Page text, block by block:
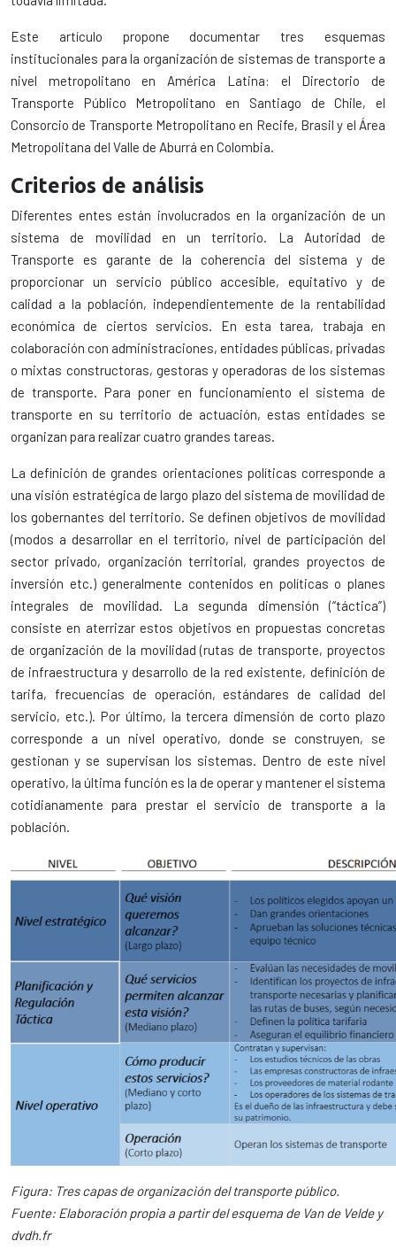
Este artículo propone documentar tres esquemas
institucionales para la organización de sistemas de transporte a
nivel metropolitano en América Latina: el Directorio de
Transporte Público Metropolitano en Santiago de Chile, el
Consorcio de Transporte Metropolitano en Recife, Brasil y el Área
Metropolitana del Valle de Aburrá en Colombia.
Criterios de análisis
Diferentes entes están involucrados en la organización de un
sistema de movilidad en un territorio. La Autoridad de
Transporte es garante de la coherencia del sistema y de
proporcionar un servicio público accesible, equitativo y de
calidad a la población, independientemente de la rentabilidad
económica de ciertos servicios. En esta tarea, trabaja en
colaboración con administraciones, entidades públicas, privadas
o mixtas constructoras, gestoras y operadoras de los sistemas
de transporte. Para poner en funcionamiento el sistema de
transporte en su territorio de actuación, estas entidades se
organizan para realizar cuatro grandes tareas.
La definición de grandes orientaciones políticas corresponde a
una visión estratégica de largo plazo del sistema de movilidad de
los gobernantes del territorio. Se definen objetivos de movilidad
(modos a desarrollar en el territorio, nivel de participación del
sector privado, organización territorial, grandes proyectos de
inversión etc.) generalmente contenidos en políticas o planes
integrales de movilidad. La segunda dimensión (“táctica”)
consiste en aterrizar estos objetivos en propuestas concretas
de organización de la movilidad (rutas de transporte, proyectos
de infraestructura y desarrollo de la red existente, definición de
tarifa, frecuencias de operación, estándares de calidad del
servicio, etc.). Por último, la tercera dimensión de corto plazo
corresponde a un nivel operativo, donde se construyen, se
gestionan y se supervisan los sistemas. Dentro de este nivel
operativo, la última función es la de operar y mantener el sistema
cotidianamente para prestar el servicio de transporte a la
población.
Figura: Tres capas de organización del transporte público.
Fuente: Elaboración propia a partir del esquema de Van de Velde y
dvdh.fr